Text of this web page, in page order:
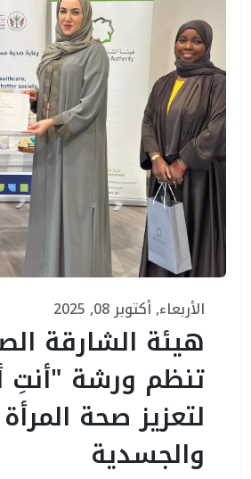
الأربعاء, أكتوبر 08, 2025
هيئة الشارقة
تنظم ورشة
لتعزيز صحة
والجسدية